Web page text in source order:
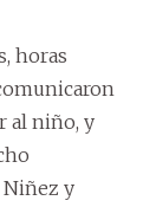
horas
al niño, y
Niñez y